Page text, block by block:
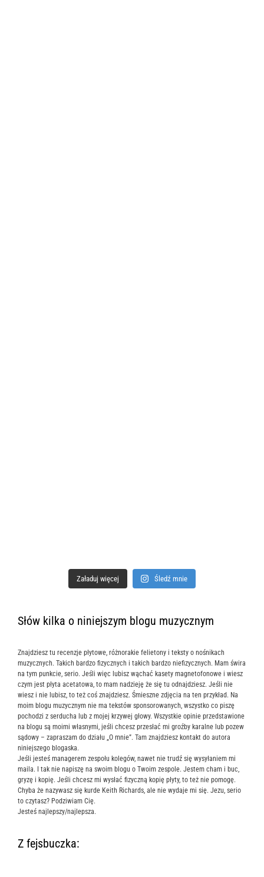
Załaduj więcej Śledź mnie
Słów kilka o niniejszym blogu muzycznym
Znajdziesz tu recenzje płytowe, różnorakie felietony i teksty o nośnikach
muzycznych. Takich bardzo fizycznych i takich bardzo niefizycznych. Mam świra
na tym punkcie, serio. Jeśli więc lubisz wąchać kasety magnetofonowe i wiesz
czym jest płyta acetatowa, to mam nadzieję że się tu odnajdziesz. Jeśli nie
wiesz i nie lubisz, to też coś znajdziesz. Śmieszne zdjęcia na ten przykład. Na
moim blogu muzycznym nie ma tekstów sponsorowanych, wszystko co piszę
pochodzi z serducha lub z mojej krzywej głowy. Wszystkie opinie przedstawione
na blogu są moimi własnymi, jeśli chcesz przesłać mi groźby karalne lub pozew
sądowy – zapraszam do działu „O mnie”. Tam znajdziesz kontakt do autora
niniejszego blogaska.
Jeśli jesteś managerem zespołu kolegów, nawet nie trudź się wysyłaniem mi
maila. I tak nie napiszę na swoim blogu o Twoim zespole. Jestem cham i buc,
gryzę i kopię. Jeśli chcesz mi wysłać fizyczną kopię płyty, to też nie pomogę.
Chyba że nazywasz się kurde Keith Richards, ale nie wydaje mi się. Jezu, serio
to czytasz? Podziwiam Cię.
Jesteś najlepszy/najlepsza.
Z fejsbuczka: